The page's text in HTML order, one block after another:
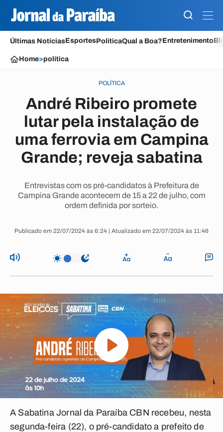
Últimas NotíciasEsportesPolíticaQual a Boa?Entretenimento
Home>política
POLÍTICA
André Ribeiro promete
lutar pela instalação de
uma ferrovia em Campina
Grande; reveja sabatina
Entrevistas com os pré-candidatos à Prefeitura de
Campina Grande acontecem de 15 a 22 de julho, com
ordem definida por sorteio.
Publicado em 22/07/2024 às 6:24 | Atualizado em 22/07/2024 às 11:46
A Sabatina Jornal da Paraíba CBN recebeu, nesta
segunda-feira (22), o pré-candidato a prefeito de